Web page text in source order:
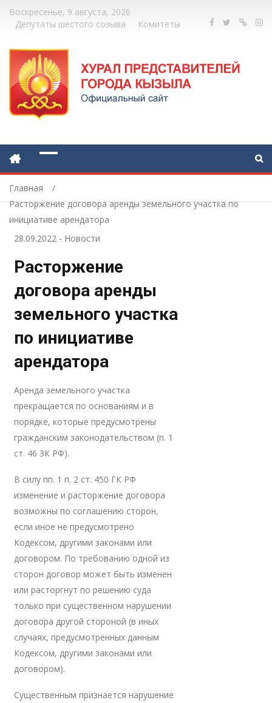
Воскресенье, 9 августа, 2026
Депутаты шестого созыва
Комитеты
Главная
Расторжение договора аренды земельного участка по
инициативе арендатора
28.09.2022 - Новости
Расторжение
договора аренды
земельного участка
по инициативе
арендатора
Аренда земельного участка
прекращается по основаниям и в
порядке, которые предусмотрены
гражданским законодательством (п. 1
ст. 46 ЗК РФ).
В силу пп. 1 п. 2 ст. 450 ГК РФ
изменение и расторжение договора
возможны по соглашению сторон,
если иное не предусмотрено
Кодексом, другими законами или
договором. По требованию одной из
сторон договор может быть изменен
или расторгнут по решению суда
только при существенном нарушении
договора другой стороной (в иных
случаях, предусмотренных данным
Кодексом, другими законами или
договором).
Существенным признается нарушение